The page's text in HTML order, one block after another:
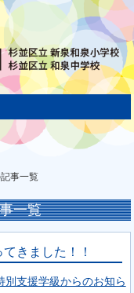
事一覧
一覧
きました！！
別支援学級からのお知ら